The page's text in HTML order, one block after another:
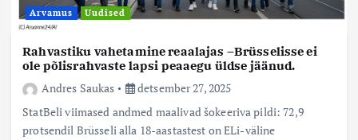
Arvamus Uudised
Rahvastiku vahetamine reaalajas –Brüsselisse ei
ole põlisrahvaste lapsi peaaegu üldse jäänud.
Andres Saukas
detsember 27, 2025
StatBeli viimased andmed maalivad šokeeriva pildi: 72,9
protsendil Brüsseli alla 18-aastastest on ELi-väline